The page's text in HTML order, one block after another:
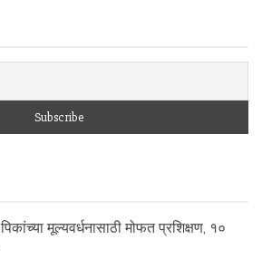
मूल्यवर्धनासाठी मोफत प्रशिक्षण, १०